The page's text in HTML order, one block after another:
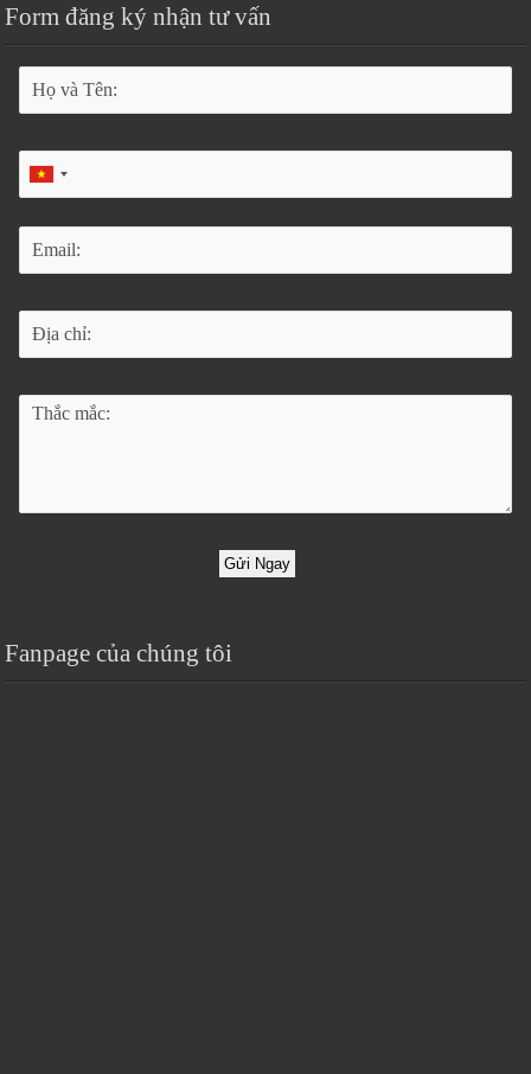
Form đăng ký nhận tư vấn
Gửi Ngay
Fanpage của chúng tôi